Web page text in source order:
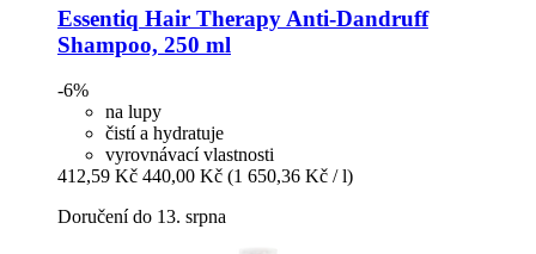
Essentiq Hair Therapy Anti-​Dandruff
Shampoo, 250 ml
-6%
na lupy
čistí a hydratuje
vyrovnávací vlastnosti
412,59 Kč 440,00 Kč (1 650,36 Kč / l)
Doručení do 13. srpna